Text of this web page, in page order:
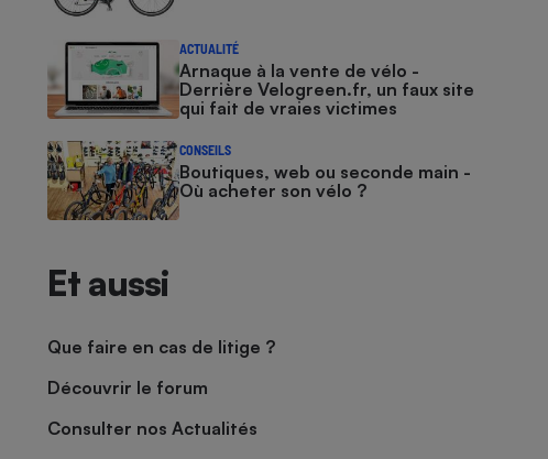
ACTUALITÉ
Arnaque à la vente de vélo -
Derrière Velogreen.fr, un faux site
qui fait de vraies victimes
CONSEILS
Boutiques, web ou seconde main -
Où acheter son vélo ?
Et aussi
Que faire en cas de litige ?
Découvrir le forum
Consulter nos Actualités